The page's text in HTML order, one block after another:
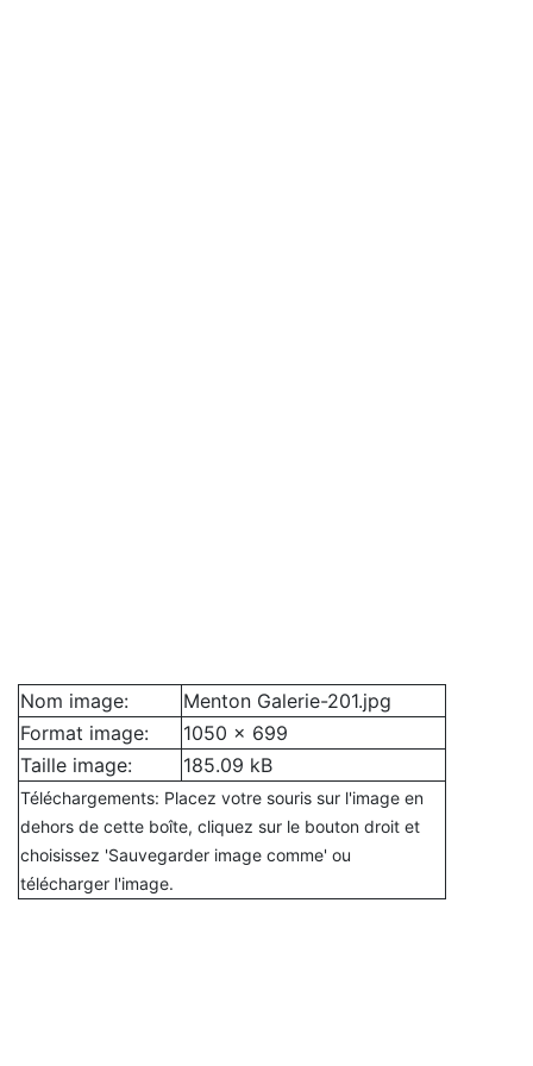
Nom image:
Menton Galerie-201.jpg
Format image:
1050 x 699
Taille image:
185.09 kB
Téléchargements: Placez votre souris sur l'image en
dehors de cette boîte, cliquez sur le bouton droit et
choisissez 'Sauvegarder image comme' ou
télécharger l'image.